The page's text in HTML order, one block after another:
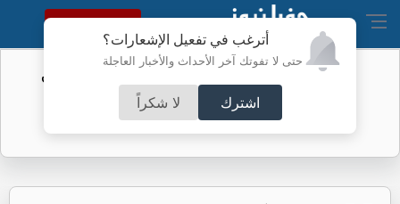
أترغب في تفعيل الإشعارات؟
حتى لا تفوتك آخر الأحداث والأخبار العاجلة
اشترك لا شكراً
النسخة الكاملة
الفيفا يحول مستحقات الأردن المالية من
كأس العرب